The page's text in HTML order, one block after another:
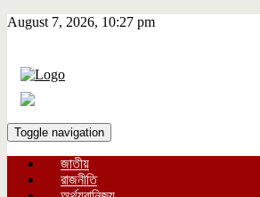
August 7, 2026, 10:27 pm
Toggle navigation
জাতীয়
রাজনীতি